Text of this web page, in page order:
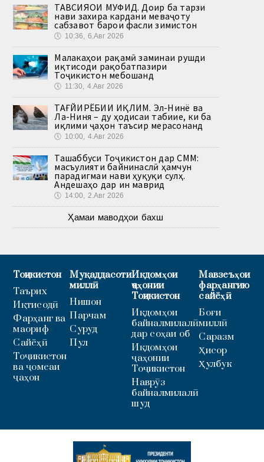
ТАВСИЯҲОИ МУФИД. Доир ба тарзи
нави захира кардани меваҷоту
сабзавот барои фасли зимистон
🕔 10:36, 6.Авг 2026
Малакаҳои рақамӣ заминаи рушди
иқтисоди рақобатпазири
Тоҷикистон мебошанд
🕔 11:30, 4.Авг 2026
ТАҒЙИРЁБИИ ИҚЛИМ. Эл-Нинё ва
Ла-Ниня – ду ҳодисаи табиие, ки ба
иқлими ҷаҳон таъсир мерасонанд
🕔 10:00, 4.Авг 2026
Ташаббуси Тоҷикистон дар СММ:
масъулияти байнинаслӣ ҳамчун
парадигмаи нави ҳуқуқи сулҳ.
Андешаҳо дар ин маврид
🕔 14:00, 2.Авг 2026
Ҳамаи маводҳои бахш
Тоҷикистон
Таърих
Иқтисодӣ
Фарҳанг ва
маориф
Сайёҳӣ
Тоҷикистон
ва ҷомеаи
ҷаҳон
Муқаддасоти
миллӣ
Нишон
Парчам
Суруд
Пул
Иқдомҳои
ҷаҳонии
Тоҷикистон
Иқдомҳои
байналмилалӣ
дар соҳаи об
Иқдомҳои
ҷаҳонии
Тоҷикистон
Наврӯз
байналмилалӣ
шуд
Мавзеъҳои
фарҳангию
сайёҳӣ
Боғи
миллӣ
Саразм
Ҳисор
Ҳулбук